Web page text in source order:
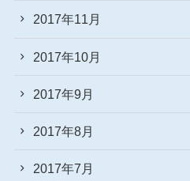
2017年11月
2017年10月
2017年9月
2017年8月
2017年7月